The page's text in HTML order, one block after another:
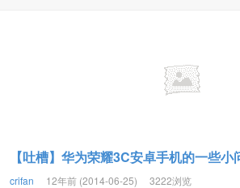
【吐槽】华为荣耀3C安卓手机的一些小
crifan 12年前 (2014-06-25) 3222浏览